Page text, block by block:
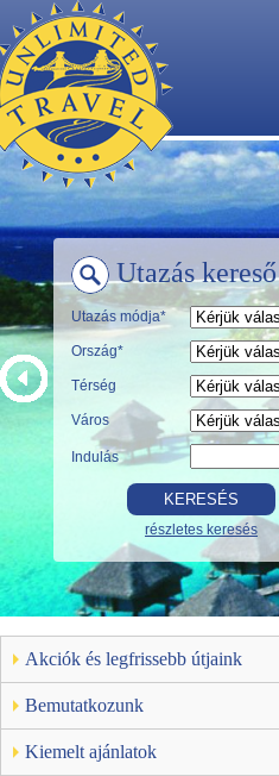
Utazás kereső
Utazás módja*
Ország*
Térség
Város
Indulás
részletes keresés
Akciók és legfrissebb útjaink
Bemutatkozunk
Kiemelt ajánlatok